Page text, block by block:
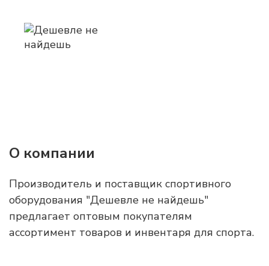
О компании
Производитель и поставщик спортивного
оборудования "Дешевле не найдешь"
предлагает оптовым покупателям
ассортимент товаров и инвентаря для спорта.